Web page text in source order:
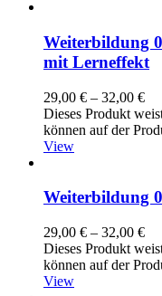
Weiterbildung
mit Lerneffekt
29,00 € – 32,00 €
Dieses Produkt
können auf der
View
Weiterbildung
29,00 € – 32,00 €
Dieses Produkt
können auf der
View